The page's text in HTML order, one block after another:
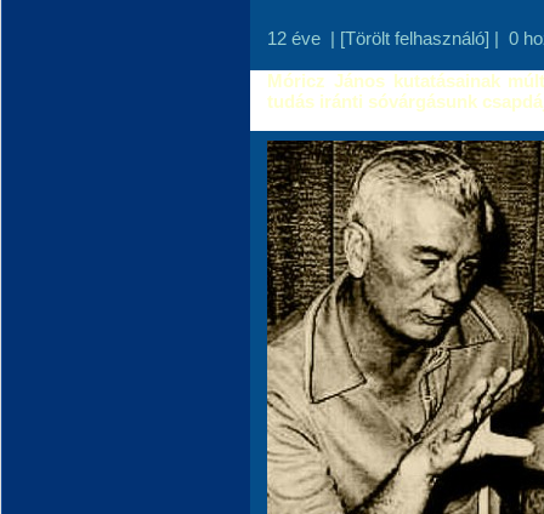
12 éve | [Törölt felhasználó] | 0
Móricz János kutatásainak
tudás iránti sóvárgásunk